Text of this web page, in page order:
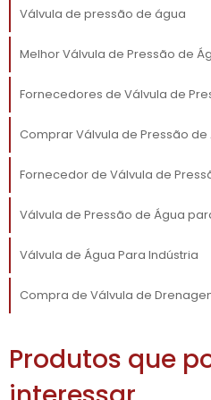
EM DIVERSOS
A versatilidade das
indústria. No setor de
para proteger o
vazamentos. Em
químicos, elas
sob controle,
pressãogarantem
medicamentos. Esse
aplicações
Válvula de pressão de água
Melhor Válvula de Pressão de
Fornecedores de Válvula de
Comprar Válvula de Pressão de
Fornecedor de Válvula de
Válvula de Pressão de Água
Válvula de Água Para Indústria
Compra de Válvula de
Produtos que